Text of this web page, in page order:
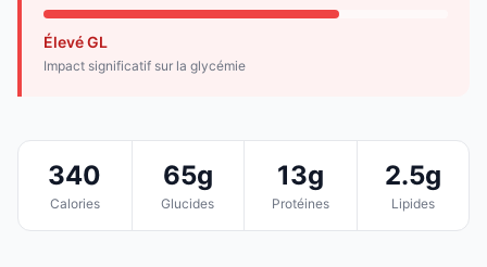
Élevé GL
Impact significatif sur la glycémie
340
Calories
65g
Glucides
13g
Protéines
2.5g
Lipides